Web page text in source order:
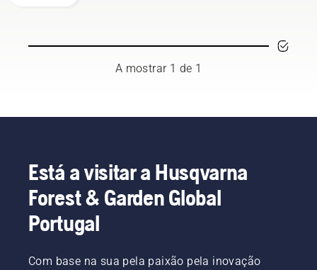
altamente
florestas
parques
dos seus
países.
Eles
a nossa
A mostrar 1 de 1
Está a visitar a Husqvarna
Forest & Garden Global
Portugal
Com base na sua pela paixão pela inovação